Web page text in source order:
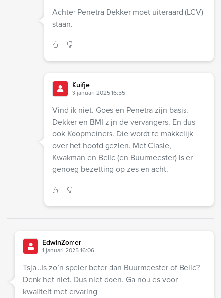
Achter Penetra Dekker moet uiteraard (LCV)
staan.
Kuifje
3 januari 2025 16:55
Vind ik niet. Goes en Penetra zijn basis.
Dekker en BMI zijn de vervangers. En dus
ook Koopmeiners. Die wordt te makkelijk
over het hoofd gezien. Met Clasie,
Kwakman en Belic (en Buurmeester) is er
genoeg bezetting op zes en acht.
EdwinZomer
1 januari 2025 16:06
Tsja…Is zo’n speler beter dan Buurmeester of Belic?
Denk het niet. Dus niet doen. Ga nou es voor
kwaliteit met ervaring